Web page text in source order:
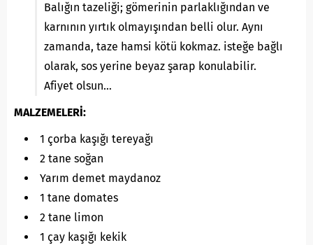
Balığın tazeliği; gömerinin parlaklığından ve
karnının yırtık olmayışından belli olur. Aynı
zamanda, taze hamsi kötü kokmaz. isteğe bağlı
olarak, sos yerine beyaz şarap konulabilir.
Afiyet olsun…
MALZEMELERİ:
1 çorba kaşığı tereyağı
2 tane soğan
Yarım demet maydanoz
1 tane domates
2 tane limon
1 çay kaşığı kekik